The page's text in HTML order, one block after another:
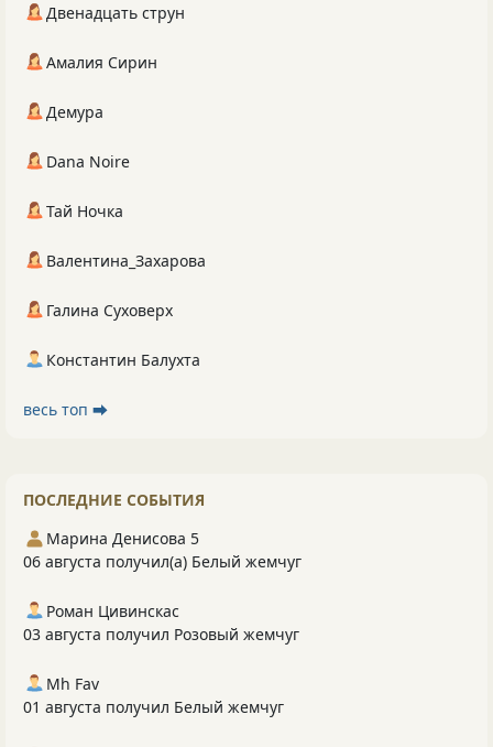
Двенадцать струн
Амалия Сирин
Демура
Dana Noire
Тай Ночка
Валентина_Захарова
Галина Суховерх
Константин Балухта
весь топ ⮕
ПОСЛЕДНИЕ СОБЫТИЯ
Марина Денисова 5
06 августа получил(а) Белый жемчуг
Роман Цивинскас
03 августа получил Розовый жемчуг
Mh Fav
01 августа получил Белый жемчуг